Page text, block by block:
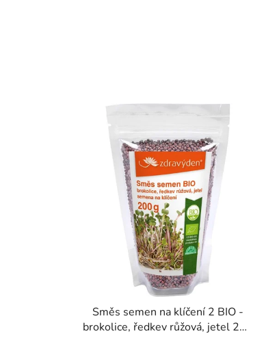
Směs semen na klíčení 2 BIO -
brokolice, ředkev růžová, jetel 200